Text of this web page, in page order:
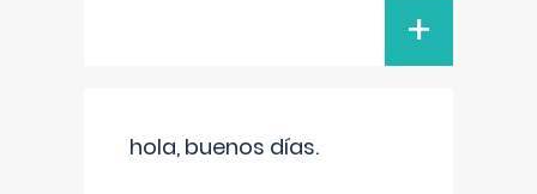
+
hola, buenos días.